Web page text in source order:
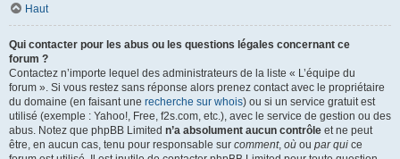
Haut
Qui contacter pour les abus ou les questions légales concernant ce
forum ?
Contactez n’importe lequel des administrateurs de la liste « L’équipe du
forum ». Si vous restez sans réponse alors prenez contact avec le propriétaire
du domaine (en faisant une recherche sur whois) ou si un service gratuit est
utilisé (exemple : Yahoo!, Free, f2s.com, etc.), avec le service de gestion ou des
abus. Notez que phpBB Limited n’a absolument aucun contrôle et ne peut
être, en aucun cas, tenu pour responsable sur comment, où ou par qui ce